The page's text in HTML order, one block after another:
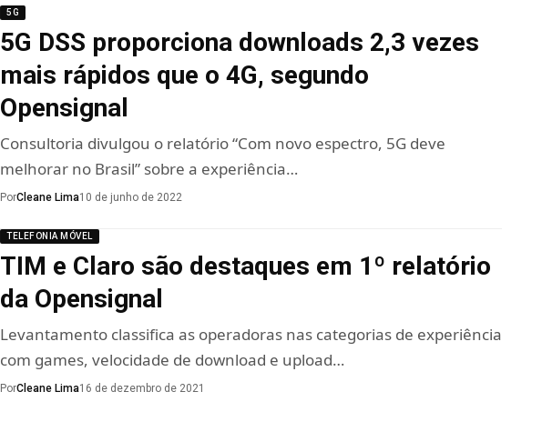
5G
5G DSS proporciona downloads 2,3 vezes
mais rápidos que o 4G, segundo
Opensignal
Consultoria divulgou o relatório “Com novo espectro, 5G deve
melhorar no Brasil” sobre a experiência…
PorCleane Lima10 de junho de 2022
TELEFONIA MÓVEL
TIM e Claro são destaques em 1º relatório
da Opensignal
Levantamento classifica as operadoras nas categorias de experiência
com games, velocidade de download e upload…
PorCleane Lima16 de dezembro de 2021